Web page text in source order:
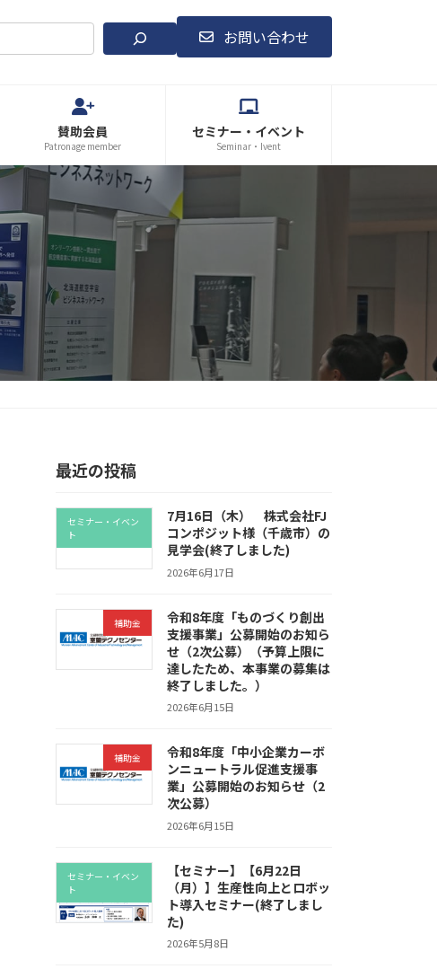
お問い合わせ
賛助会員
Patronage member
セミナー・イベント
Seminar・Ivent
最近の投稿
セミナー・イベン
ト
7月16日（木） 株式会社FJ
コンポジット様（千歳市）の
見学会(終了しました)
2026年6月17日
補助金
令和8年度「ものづくり創出
支援事業」公募開始のお知ら
せ（2次公募）（予算上限に
達したため、本事業の募集は
終了しました。）
2026年6月15日
補助金
令和8年度「中小企業カーボ
ンニュートラル促進支援事
業」公募開始のお知らせ（2
次公募）
2026年6月15日
セミナー・イベン
ト
【セミナー】【6月22日
（月）】生産性向上とロボッ
ト導入セミナー(終了しまし
た)
2026年5月8日